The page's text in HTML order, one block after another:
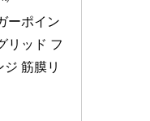
ーポイン
リッド フ
筋膜リ